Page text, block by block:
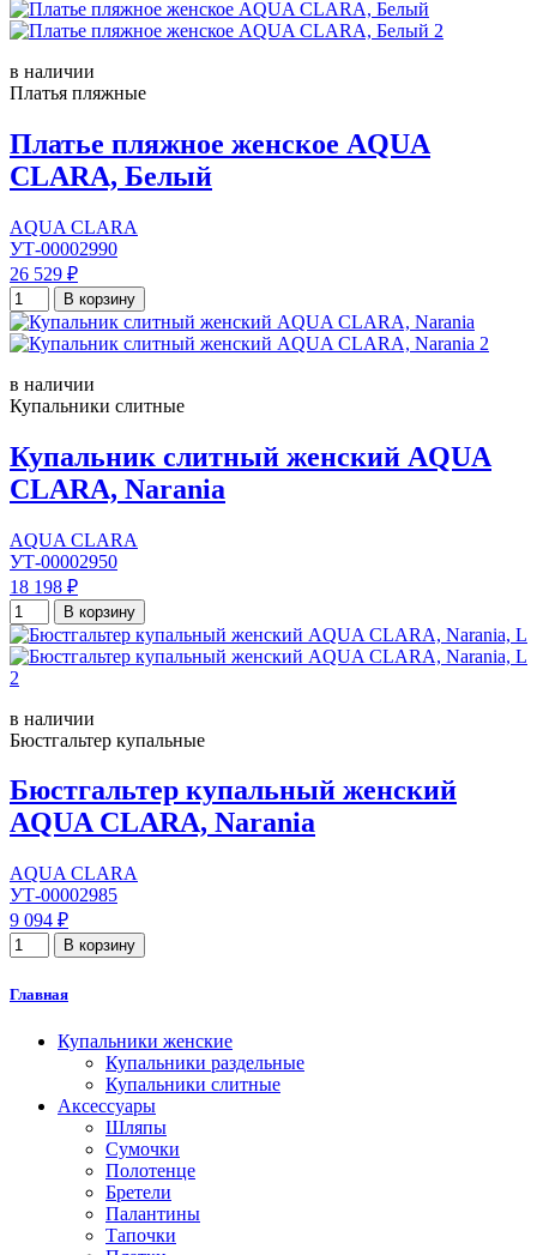
в наличии
Платья пляжные
Платье пляжное женское AQUA
CLARA, Белый
AQUA CLARA
УТ-00002990
26 529 ₽
В корзину
в наличии
Купальники слитные
Купальник слитный женский AQUA
CLARA, Narania
AQUA CLARA
УТ-00002950
18 198 ₽
В корзину
в наличии
Бюстгальтер купальные
Бюстгальтер купальный женский
AQUA CLARA, Narania
AQUA CLARA
УТ-00002985
9 094 ₽
В корзину
Главная
Купальники женские
Купальники раздельные
Купальники слитные
Аксессуары
Шляпы
Сумочки
Полотенце
Бретели
Палантины
Тапочки